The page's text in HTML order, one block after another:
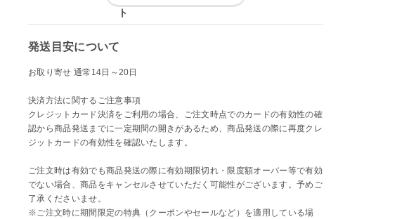
発送目安について
お取り寄せ 通常14日～20日
決済方法に関するご注意事項
クレジットカード決済をご利用の場合、ご注文時点でのカードの有効性の確
認から商品発送までに一定期間の開きがあるため、商品発送の際に再度クレ
ジットカードの有効性を確認いたします。
ご注文時は有効でも商品発送の際に有効期限切れ・限度額オーバー等で有効
でない場合、商品をキャンセルさせていただく可能性がございます。予めご
了承くださいませ。
※ご注文時に期間限定の特典（クーポンやセールなど）を適用している場